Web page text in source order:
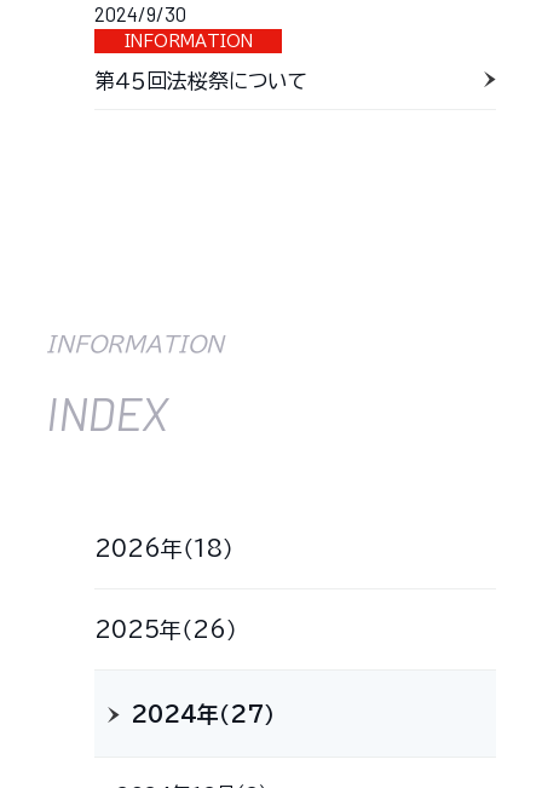
2024/9/30
INFORMATION
第４５回法桜祭について
INFORMATION
INDEX
2026年（18）
2025年（26）
2024年（27）